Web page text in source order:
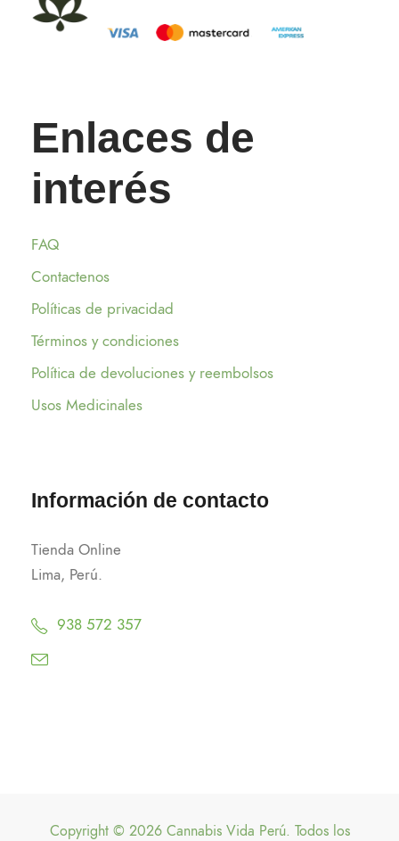
Enlaces de
interés
FAQ
Contactenos
Políticas de privacidad
Términos y condiciones
Política de devoluciones y reembolsos
Usos Medicinales
Información de contacto
Tienda Online
Lima, Perú.
938 572 357
Copyright © 2026 Cannabis Vida Perú. Todos los